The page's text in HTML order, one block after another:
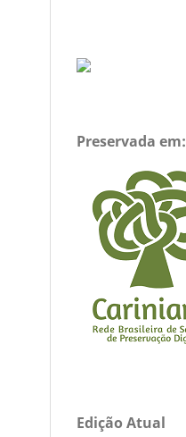
Preservada em:
Edição Atual